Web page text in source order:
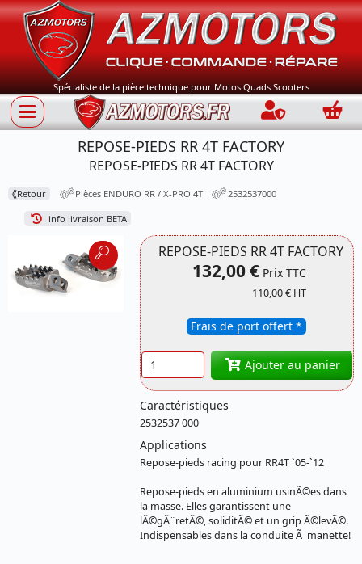
Spécialiste de la pièce technique pour Motos Quads Scooters
Connection
REPOSE-PIEDS RR 4T FACTORY
REPOSE-PIEDS RR 4T FACTORY
⟪Retour Pièces ENDURO RR / X-PRO 4T 2532537000
info livraison BETA
REPOSE-PIEDS RR 4T FACTORY
132,00 € Prix TTC
110,00 € HT
Frais de port offert *
Quantité Ajouter au panier
Caractéristiques
2532537 000
Applications
Repose-pieds racing pour RR4T `05-`12
Repose-pieds en aluminium usinÃ©es dans
la masse. Elles garantissent une
lÃ©gÃ¨retÃ©, soliditÃ© et un grip Ã©levÃ©.
Indispensables dans la conduite Ã manette!